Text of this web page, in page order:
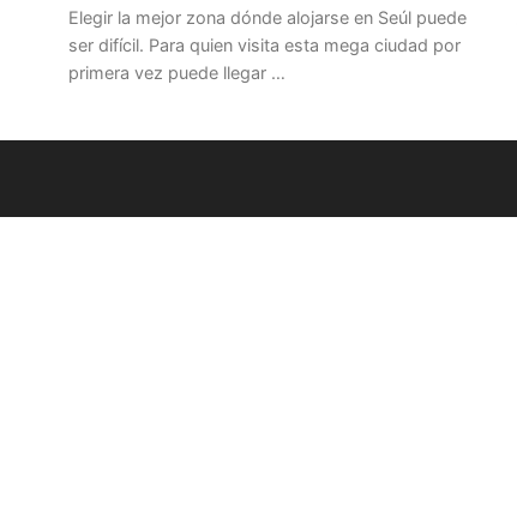
Elegir la mejor zona dónde alojarse en Seúl puede
ser difícil. Para quien visita esta mega ciudad por
primera vez puede llegar …